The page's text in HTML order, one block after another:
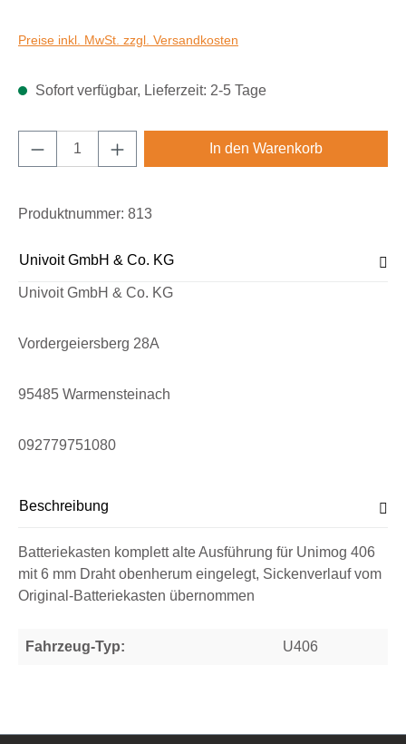
Preise inkl. MwSt. zzgl. Versandkosten
Sofort verfügbar, Lieferzeit: 2-5 Tage
Produkt Anzahl: Gib den gewünschten
In den Warenkorb
Produktnummer: 813
Univoit GmbH & Co. KG
Univoit GmbH & Co. KG
Vordergeiersberg 28A
95485 Warmensteinach
092779751080
Beschreibung
Batteriekasten komplett alte Ausführung für Unimog 406
mit 6 mm Draht obenherum eingelegt, Sickenverlauf vom
Original-Batteriekasten übernommen
Fahrzeug-Typ: U406